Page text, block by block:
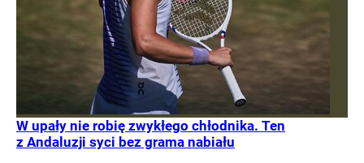
W upały nie robię zwykłego chłodnika. Ten
z Andaluzji syci bez grama nabiału